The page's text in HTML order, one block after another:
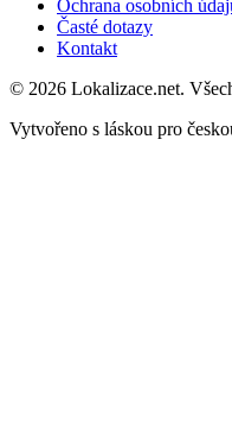
Ochrana osobních
Časté dotazy
Kontakt
© 2026 Lokalizace.net.
Vytvořeno s láskou pro